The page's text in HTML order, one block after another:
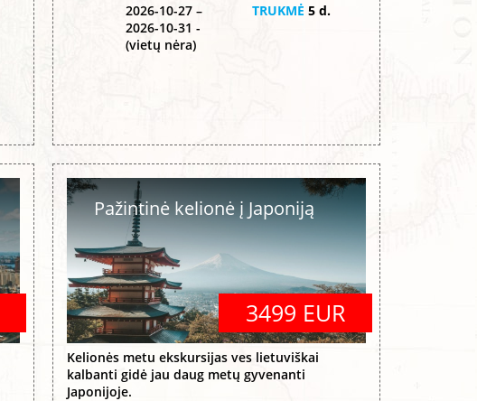
2026-10-27 –
2026-10-31 -
(vietų nėra)
TRUKMĖ 5 d.
Pažintinė kelionė į Japoniją
3499 EUR
Kelionės metu ekskursijas ves lietuviškai
kalbanti gidė jau daug metų gyvenanti
Japonijoje.